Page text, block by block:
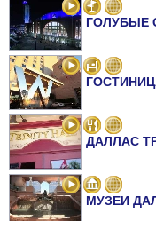
ГОЛУБЫЕ
ДАЛЛАС
МУЗЕИ